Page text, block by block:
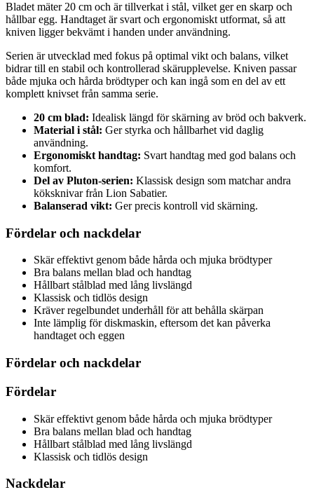
Bladet mäter 20 cm och är tillverkat i stål, vilket ger en skarp och
hållbar egg. Handtaget är svart och ergonomiskt utformat, så att
kniven ligger bekvämt i handen under användning.
Serien är utvecklad med fokus på optimal vikt och balans, vilket
bidrar till en stabil och kontrollerad skärupplevelse. Kniven passar
både mjuka och hårda brödtyper och kan ingå som en del av ett
komplett knivset från samma serie.
20 cm blad: Idealisk längd för skärning av bröd och bakverk.
Material i stål: Ger styrka och hållbarhet vid daglig
användning.
Ergonomiskt handtag: Svart handtag med god balans och
komfort.
Del av Pluton-serien: Klassisk design som matchar andra
köksknivar från Lion Sabatier.
Balanserad vikt: Ger precis kontroll vid skärning.
Fördelar och nackdelar
Skär effektivt genom både hårda och mjuka brödtyper
Bra balans mellan blad och handtag
Hållbart stålblad med lång livslängd
Klassisk och tidlös design
Kräver regelbundet underhåll för att behålla skärpan
Inte lämplig för diskmaskin, eftersom det kan påverka
handtaget och eggen
Fördelar och nackdelar
Fördelar
Skär effektivt genom både hårda och mjuka brödtyper
Bra balans mellan blad och handtag
Hållbart stålblad med lång livslängd
Klassisk och tidlös design
Nackdelar